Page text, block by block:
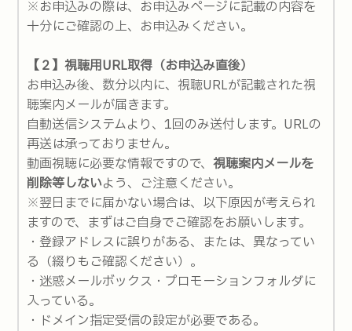
※お申込みの際は、お申込みページに記載の内容を
十分にご確認の上、お申込みください。
【２】視聴用URL取得（お申込み直後）
お申込み後、数分以内に、視聴URLが記載された視
聴案内メールが届きます。
自動送信システムより、1回のみ送付します。URLの
再送は承っておりません。
動画視聴に必要な情報ですので、 視聴案内メールを
削除等しないよう、ご注意ください。
※翌日までに届かない場合は、以下原因が考えられ
ますので、まずはご自身でご確認をお願いします。
・登録アドレスに誤りがある、または、異なってい
る（綴りもご確認ください）。
・迷惑メールボックス・プロモーションフォルダに
入っている。
・ドメイン指定受信の設定が必要である。